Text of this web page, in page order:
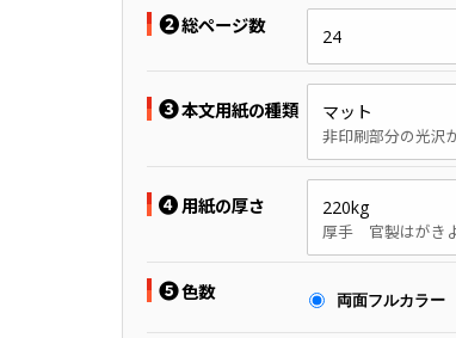
❷総ページ数 24
❸本文用紙の種類 マット
❹用紙の厚さ 220kg
❺色数 両面フルカラー